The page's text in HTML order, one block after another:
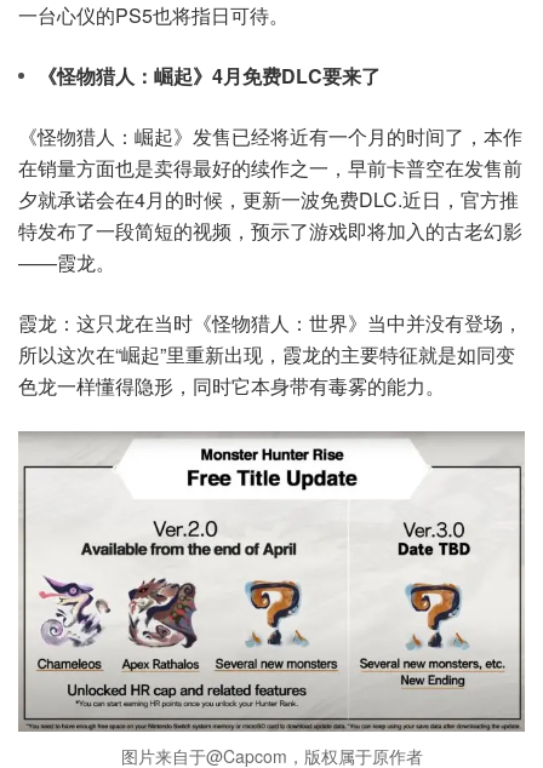
一台心仪的PS5也将指日可待。
《怪物猎人：崛起》4月免费DLC要来了
《怪物猎人：崛起》发售已经将近有一个月的时间了，本作
在销量方面也是卖得最好的续作之一，早前卡普空在发售前
夕就承诺会在4月的时候，更新一波免费DLC.近日，官方推
特发布了一段简短的视频，预示了游戏即将加入的古老幻影
——霞龙。
霞龙：这只龙在当时《怪物猎人：世界》当中并没有登场，
所以这次在“崛起”里重新出现，霞龙的主要特征就是如同变
色龙一样懂得隐形，同时它本身带有毒雾的能力。
图片来自于@Capcom，版权属于原作者